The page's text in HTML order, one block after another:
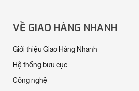
VỀ GIAO HÀNG NHANH
Giới thiệu Giao Hàng Nhanh
Hệ thống bưu cục
Công nghệ